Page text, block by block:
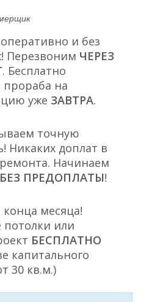
и без
Перезвоним ЧЕРЕЗ
. Бесплатно
на
уже ЗАВТРА.
точную
Никаких доплат в
Начинаем
БЕЗ ПРЕДОПЛАТЫ!
месяца!
или
БЕСПЛАТНО
капитального
30 кв.м.)